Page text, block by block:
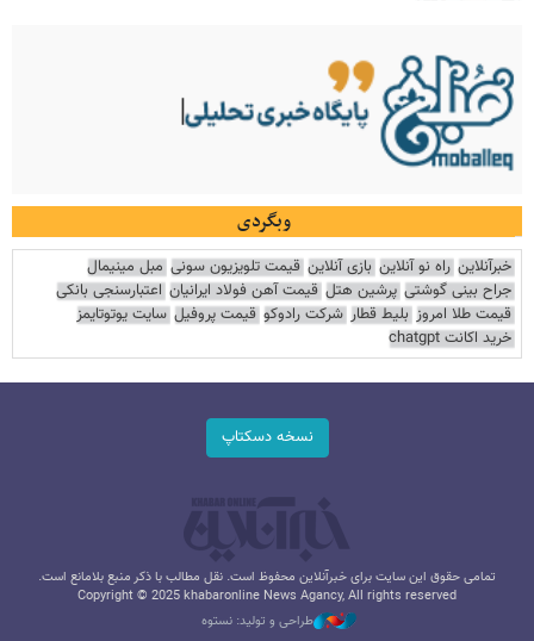
وبگردی
خبرآنلاین راه نو آنلاین بازی آنلاین قیمت تلویزیون سونی مبل مینیمال
جراح بینی گوشتی پرشین هتل قیمت آهن فولاد ایرانیان اعتبارسنجی بانکی
قیمت طلا امروز بلیط قطار شرکت رادوکو قیمت پروفیل سایت یوتوتایمز
خرید اکانت chatgpt
نسخه دسکتاپ
تمامی حقوق این سایت برای خبرآنلاین محفوظ است. نقل مطالب با ذکر منبع بلامانع است.
Copyright © 2025 khabaronline News Agancy, All rights reserved
طراحی و تولید: نستوه